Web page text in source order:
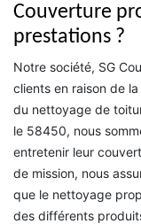
Couverture
prestations ?
Notre société, SG
clients en raison de
du nettoyage de
le 58450, nous
entretenir leur
de mission, nous
que le nettoyage
des différents